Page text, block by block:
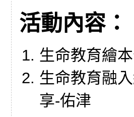
活動內容：
生命教育繪
生命教育融
享-佑津